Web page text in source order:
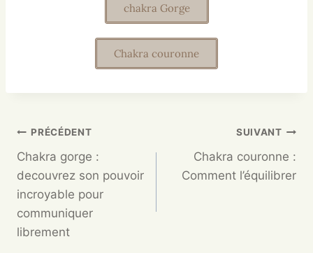
chakra Gorge
Chakra couronne
PRÉCÉDENT
Chakra gorge :
decouvrez son pouvoir
incroyable pour
communiquer
librement
SUIVANT
Chakra couronne :
Comment l’équilibrer